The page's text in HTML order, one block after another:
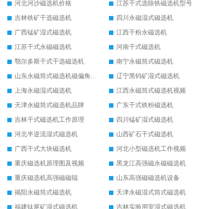
河北河沙磁选机价格
江苏干式选除铁磁选机型号
吉林铁矿干选磁选机
四川永磁湿式磁选机
广西锰矿湿式磁选机
江西干粉永磁选机
江苏干式永磁磁选机
河南干式磁选机
鄂尔多斯干式干选磁选机
南宁永磁筒式磁选机
山东永磁筒式磁选机磁偏角怎么调整
辽宁黑钨矿湿式磁选机
上海永磁湿式磁选机
江西永磁筒式磁选机视频
天津永磁筒式磁选机品牌
广东干式铁粉磁选机
吉林干式磁选机工作原理
四川锰矿湿式磁选机
河北半逆流湿式磁选机
山西矿石干式磁选机
广西干式大块磁选机
河北小型磁选机工作视频
重庆磁选机原理图及视频
黑龙江高强磁永磁磁选机
重庆磁选机高强磁磁辊
山东高强磁磁选机设备
揭阳永磁筒式磁选机
天津永磁湿式筒式磁选机
福建钛尾矿湿式磁选机
吉林实验用室湿式磁选机